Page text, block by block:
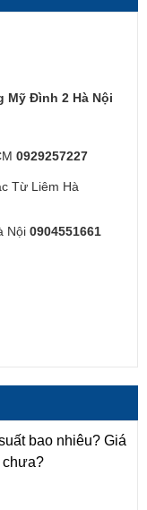
Mỹ Đình 2 Hà Nội
0929257227
Từ Liêm Hà
Nội 0904551661
bao nhiêu? Giá
chưa?